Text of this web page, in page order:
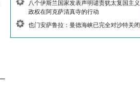
八个伊斯兰国家发表声明谴责犹太复国主义
政权在阿克萨清真寺的行动
也门安萨鲁拉：曼德海峡已完全对沙特关闭